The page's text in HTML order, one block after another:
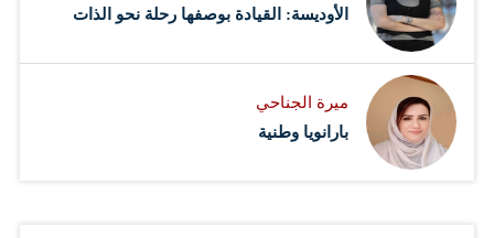
الأوديسة: القيادة بوصفها رحلة نحو الذات
ميرة الجناحي
بارانويا وطنية